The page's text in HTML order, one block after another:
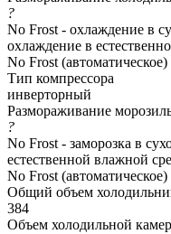
?
No Frost - охлаждение в
охлаждение в
No Frost (автоматическое)
Тип компрессора
инверторный
Размораживание
?
No Frost - заморозка в
естественной влажной
No Frost (автоматическое)
Общий объем
384
Объем холодильной